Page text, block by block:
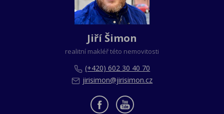
Jiří Šimon
realitní makléř této nemovitosti
(+420) 602 30 40 70
jirisimon@jirisimon.cz